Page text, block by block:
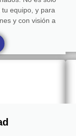
equipo, y para
y con visión a